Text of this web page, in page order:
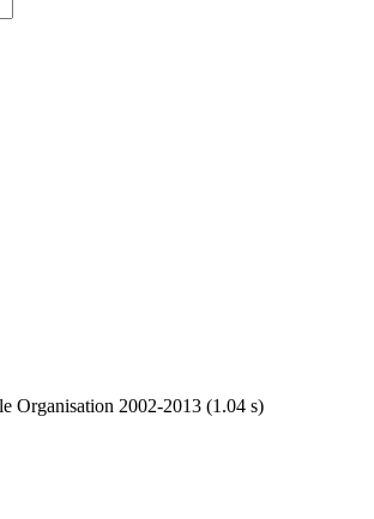
Organisation 2002-2013 (1.04 s)